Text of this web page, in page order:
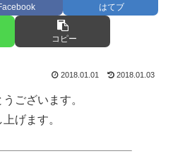
はてブ
コピー
2018.01.01 2018.01.03
ございます。
げます。